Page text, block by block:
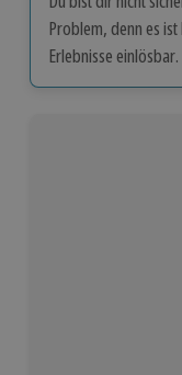
Problem, denn es
Erlebnisse einlösbar.